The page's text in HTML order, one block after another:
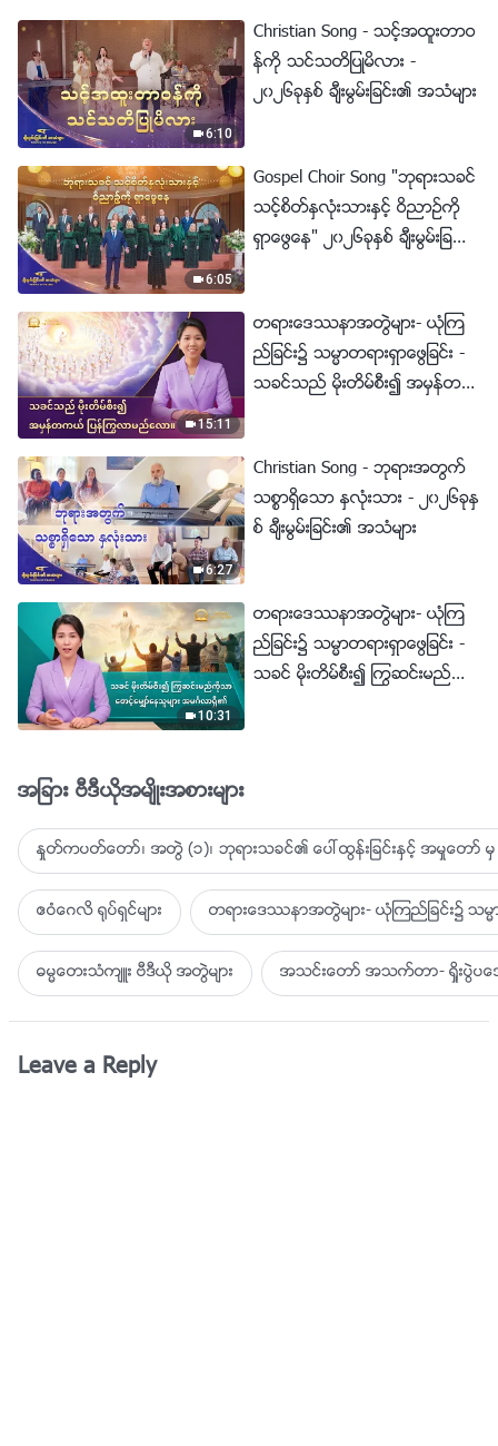
6:10
Christian Song - သင့္အထူးတာဝ
န္ကို သင္သတိျပဳမိလား -
၂၀၂၆ခုႏွစ္ ခ်ီးမြမ္းျခင္း၏ အသံမ်ား
6:05
Gospel Choir Song "ဘုရားသခင္
သင့္စိတ္ႏွလုံးသားႏွင့္ ဝိညာဥ္ကို
ရွာေဖြေန" ၂၀၂၆ခုႏွစ္ ခ်ီးမြမ္းျခ
15:11
တရားေဒႆနာအတြဲမ်ား- ယုံၾက
ည္ျခင္း၌ သမၼာတရားရွာေဖြျခင္း -
သခင္သည္ မိုးတိမ္စီး၍ အမွန္တက
6:27
Christian Song - ဘုရားအတြက္
သစၥာရွိေသာ ႏွလုံးသား - ၂၀၂၆ခုႏွ
စ္ ခ်ီးမြမ္းျခင္း၏ အသံမ်ား
10:31
တရားေဒႆနာအတြဲမ်ား- ယုံၾက
ည္ျခင္း၌ သမၼာတရားရွာေဖြျခင္း -
သခင္ မိုးတိမ္စီး၍ ႂကြဆင္းမည္ကို
အျခား ဗီဒီယိုအမ်ိဳးအစားမ်ား
ႏႈတ္ကပတ္ေတာ္၊ အတြဲ (၁)၊ ဘုရားသခင္၏ ေပၚထြန္းျခင္းႏွင့္ အမႈေတာ္ မွ
ဧဝံေဂလိ ႐ုပ္ရွင္မ်ား တရားေဒႆနာအတြဲမ်ား- ယုံၾကည္ျခင္း၌ သမၼာတ
ဓမၼေတးသံက်ဴး ဗီဒီယို အတြဲမ်ား အသင္းေတာ္ အသက္တာ- ရႈိးပြဲ
Leave a Reply